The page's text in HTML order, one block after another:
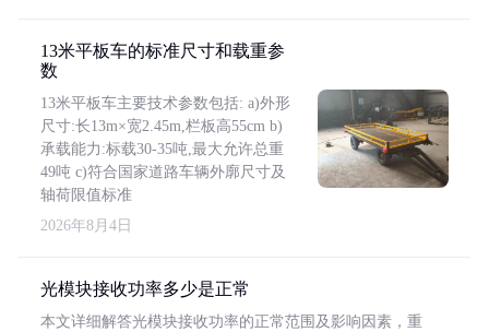
13米平板车的标准尺寸和载重参
数
13米平板车主要技术参数包括: a)外形
尺寸:长13m×宽2.45m,栏板高55cm b)
承载能力:标载30-35吨,最大允许总重
49吨 c)符合国家道路车辆外廓尺寸及
轴荷限值标准
2026年8月4日
光模块接收功率多少是正常
本文详细解答光模块接收功率的正常范围及影响因素，重